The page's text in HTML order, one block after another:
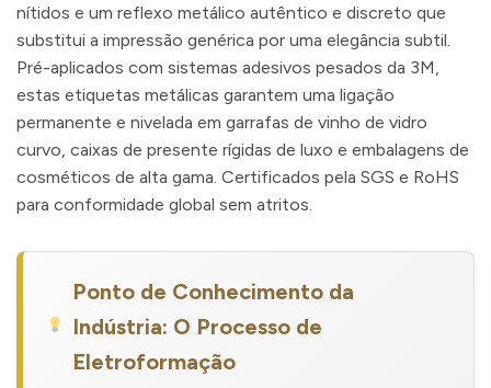
nítidos e um reflexo metálico autêntico e discreto que
substitui a impressão genérica por uma elegância subtil.
Pré-aplicados com sistemas adesivos pesados da 3M,
estas etiquetas metálicas garantem uma ligação
permanente e nivelada em garrafas de vinho de vidro
curvo, caixas de presente rígidas de luxo e embalagens de
cosméticos de alta gama. Certificados pela SGS e RoHS
para conformidade global sem atritos.
Ponto de Conhecimento da
Indústria: O Processo de
Eletroformação